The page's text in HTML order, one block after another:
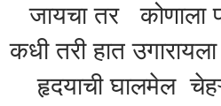
जायचा तर
कधी तरी हात
हृदयाची घालमेल